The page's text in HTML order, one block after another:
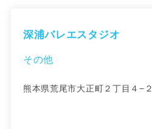
深浦バレエスタジオ
その他
熊本県荒尾市大正町２丁目４−２